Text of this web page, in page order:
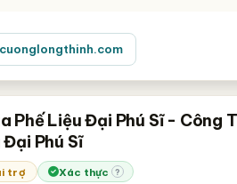
Phế Liệu Đại Phú Sĩ - Công
Phú Sĩ
trợ Xác thực ?